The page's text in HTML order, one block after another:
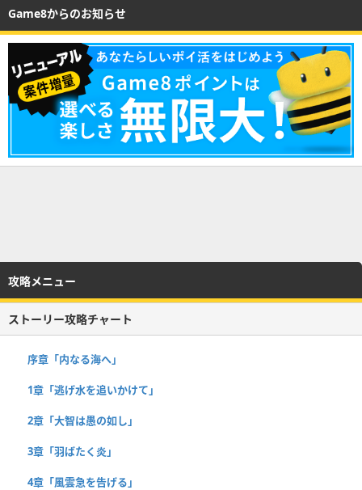
Game8からのお知らせ
攻略メニュー
ストーリー攻略チャート
序章「内なる海へ」
1章「逃げ水を追いかけて」
2章「大智は愚の如し」
3章「羽ばたく炎」
4章「風雲急を告げる」